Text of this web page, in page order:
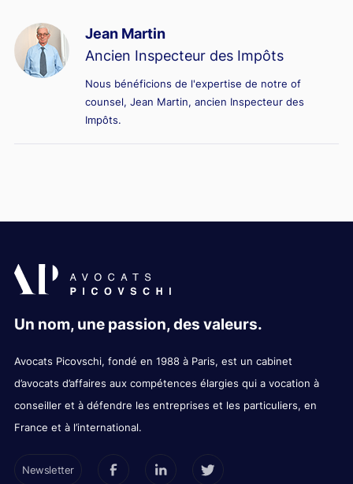
Jean Martin
Ancien Inspecteur des Impôts
Nous bénéficions de l'expertise de notre of
counsel, Jean Martin, ancien Inspecteur des
Impôts.
Un nom, une passion, des valeurs.
Avocats Picovschi, fondé en 1988 à Paris, est un cabinet
d’avocats d’affaires aux compétences élargies qui a vocation à
conseiller et à défendre les entreprises et les particuliers, en
France et à l’international.
Newsletter